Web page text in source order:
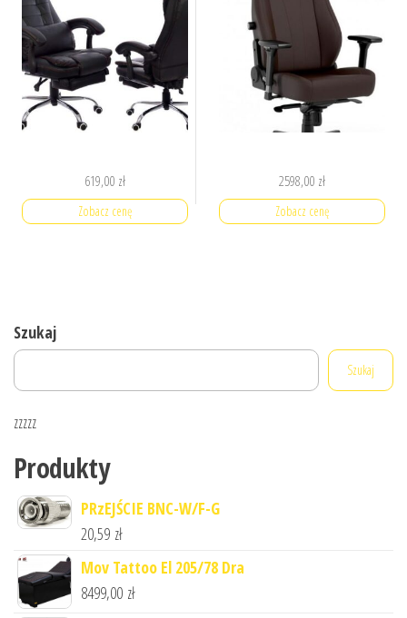
619,00 zł
Zobacz cenę
2598,00 zł
Zobacz cenę
Szukaj
Szukaj
zzzzz
Produkty
PRzEJŚCIE BNC-W/F-G
20,59 zł
Mov Tattoo El 205/78 Dra
8499,00 zł